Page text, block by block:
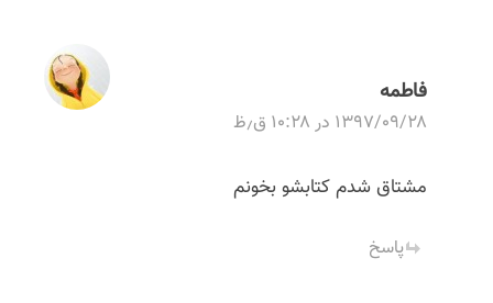
فاطمه
۱۳۹۷/۰۹/۲۸ در ۱۰:۲۸ ق٫ظ
مشتاق شدم کتابشو بخونم
پاسخ